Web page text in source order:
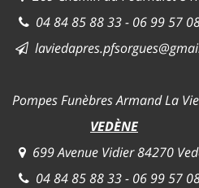
04 84 85 88 33 - 06 99 57
Pompes Funèbres Armand La
VEDÈNE
699 Avenue Vidier 84270
04 84 85 88 33 - 06 99 57